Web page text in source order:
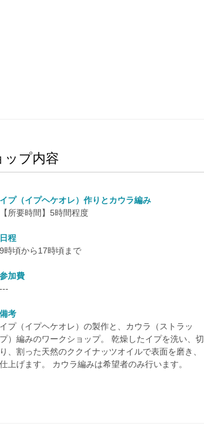
ップ内容
イプ（イプヘケオレ）作りとカウラ編み
【所要時間】5時間程度
日程
9時頃から17時頃まで
参加費
---
備考
イプ（イプヘケオレ）の製作と、カウラ（ストラッ
プ）編みのワークショップ。 乾燥したイプを洗い、切
り、割った天然のククイナッツオイルで表面を磨き、
仕上げます。 カウラ編みは希望者のみ行います。